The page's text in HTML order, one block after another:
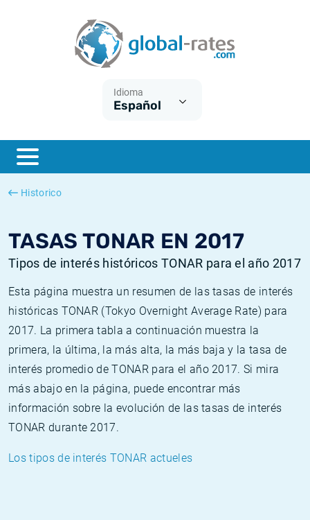
Idioma
Español
Historico
TASAS TONAR EN 2017
Tipos de interés históricos TONAR para el año 2017
Esta página muestra un resumen de las tasas de interés
históricas TONAR (Tokyo Overnight Average Rate) para
2017. La primera tabla a continuación muestra la
primera, la última, la más alta, la más baja y la tasa de
interés promedio de TONAR para el año 2017. Si mira
más abajo en la página, puede encontrar más
información sobre la evolución de las tasas de interés
TONAR durante 2017.
Los tipos de interés TONAR actueles
ESTER
SONIA
¿Qué es la inflación IPC?
¿Qué es la inflación IPCA?
Inflación Español - IPC
Inflación Estadounidense
Euribor - histórico
SOFR - histórico
TONAR - histórico
Calculadora de inflación